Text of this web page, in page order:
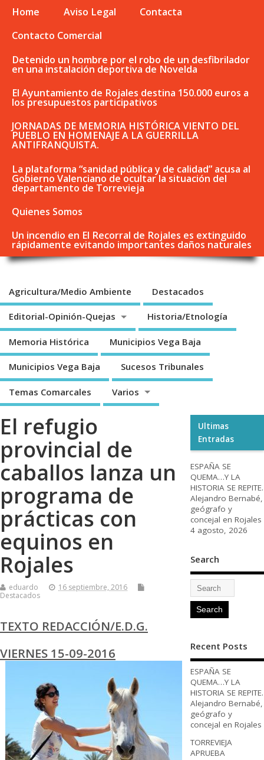
Home Aviso Legal
Contacta
Contacto Comercial
Detenido un hombre por el robo de un desfibrilador
en una instalación deportiva de Novelda
El Ayuntamiento de Rojales destina 150.000 euros a
los presupuestos participativos
JORNADAS DE MEMORIA HISTÓRICA VIENTO DEL
PUEBLO EN HOMENAJE A LA GUERRILLA
ANTIFRANQUISTA.
La plataforma “sanidad pública y de calidad” acusa al
Gobierno Valenciano de ocultar la situación del
departamento de Torrevieja
Quienes Somos
Un incendio en El Recorral de Rojales es extinguido
rápidamente evitando importantes daños naturales
Agricultura/Medio Ambiente Destacados
Editorial-Opinión-Quejas Historia/Etnología
Memoria Histórica Municipios Vega Baja
Municipios Vega Baja Sucesos Tribunales
Temas Comarcales Varios
El refugio
provincial de
caballos lanza un
programa de
prácticas con
equinos en
Rojales
eduardo
16 septiembre, 2016
Destacados
TEXTO REDACCIÓN/E.D.G.
VIERNES 15-09-2016
Ultimas
Entradas
ESPAÑA SE
QUEMA…Y LA
HISTORIA SE REPITE.
Alejandro Bernabé,
geógrafo y
concejal en Rojales
4 agosto, 2026
Search
Recent Posts
ESPAÑA SE
QUEMA…Y LA
HISTORIA SE REPITE.
Alejandro Bernabé,
geógrafo y
concejal en Rojales
TORREVIEJA
APRUEBA